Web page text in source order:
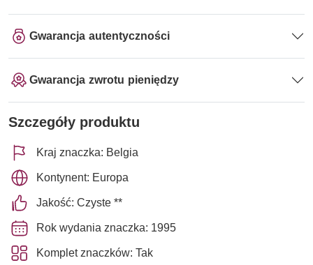
Gwarancja autentyczności
Gwarancja zwrotu pieniędzy
Szczegóły produktu
Kraj znaczka: Belgia
Kontynent: Europa
Jakość: Czyste **
Rok wydania znaczka: 1995
Komplet znaczków: Tak